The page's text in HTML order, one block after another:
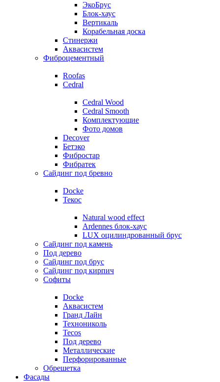
ЭкоБрус
Блок-хаус
Вертикаль
Корабельная доска
Стинержи
Аквасистем
Фиброцементный
Roofas
Cedral
Cedral Wood
Cedral Smooth
Комплектующие
Фото домов
Decover
Бетэко
Фибростар
Фибратек
Сайдинг под бревно
Docke
Текос
Natural wood effect
Ardennes блок-хаус
LUX оцилиндрованный брус
Сайдинг под камень
Под дерево
Сайдинг под брус
Сайдинг под кирпич
Софиты
Docke
Аквасистем
Гранд Лайн
Технониколь
Tecos
Под дерево
Металлические
Перфорированные
Обрешетка
Фасады